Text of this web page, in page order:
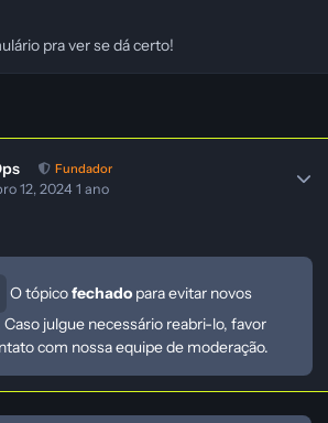
pra ver se dá certo!
Fundador
12, 20241 ano
O tópicofechadopara evitar novos
julgue necessário reabri-lo, favor
com nossa equipe de moderação.